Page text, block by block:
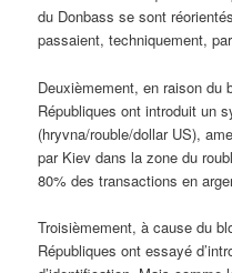
du Donbass se sont
passaient, techniquement,
Deuxièmement, en raison du
Républiques ont introduit un
(hryvna/rouble/dollar US),
par Kiev dans la zone du
80% des transactions en
Troisièmement, à cause du
Républiques ont essayé